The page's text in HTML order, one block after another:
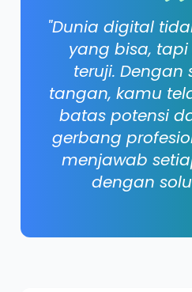
"Dunia digital
yang bisa,
teruji. Dengan
tangan, kamu
batas potensi
gerbang
menjawab
dengan